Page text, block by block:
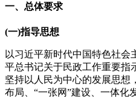
一、总体要求
(一)指导思想
以习近平新时代中国特色社会
平总书记关于民政工作重要指
坚持以人民为中心的发展思想
布局、“一张网”建设、一体化